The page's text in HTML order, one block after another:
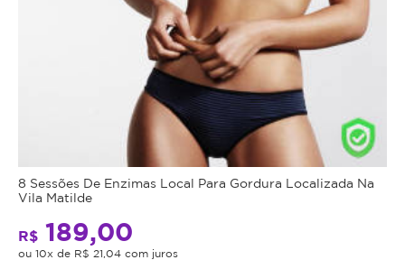
8 Sessões De Enzimas Local Para Gordura Localizada Na
Vila Matilde
R$ 189,00
ou 10x de R$ 21,04 com juros